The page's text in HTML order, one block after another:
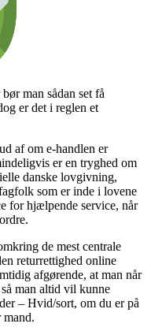
man sådan set få
er det i reglen et
af om e-handlen er
er en tryghed om
danske lovgivning,
som er inde i lovene
for hjælpende service, når
de mest centrale
returrettighed online
afgørende, at man når
man altid vil kunne
– Hvid/sort, om du er på